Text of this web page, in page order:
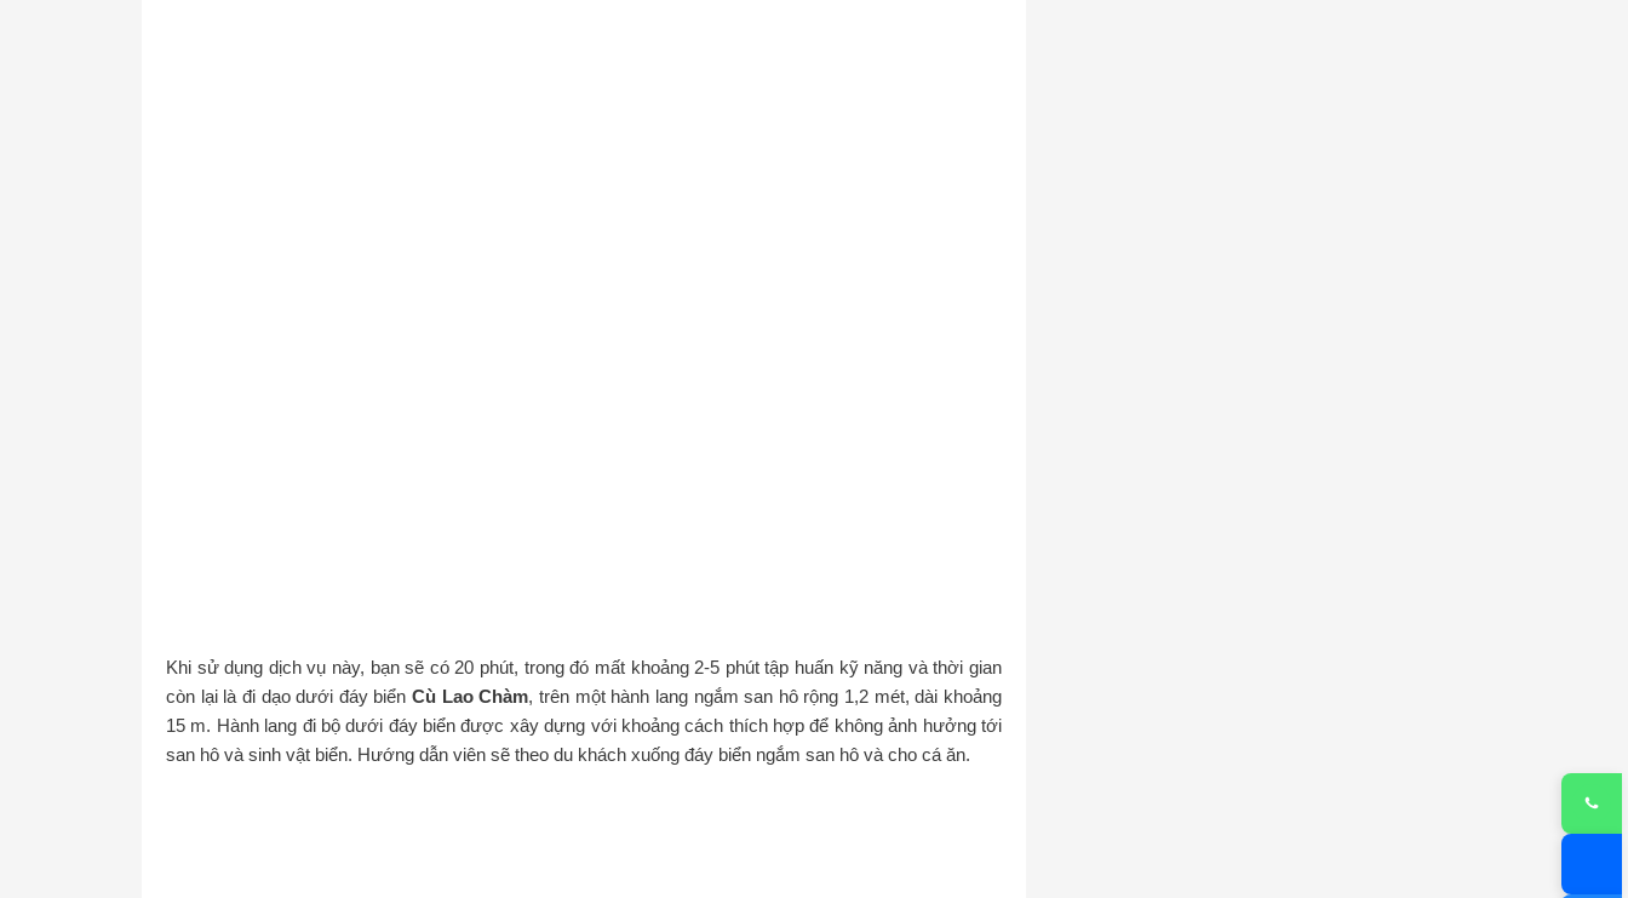
Khi sử dụng dịch vụ này, bạn sẽ có 20 phút, trong đó mất khoảng 2-5 phút tập huấn kỹ năng và thời gian
còn lại là đi dạo dưới đáy biểnCù Lao Chàm, trên một hành lang ngắm san hô rộng 1,2 mét, dài khoảng
15 m. Hành lang đi bộ dưới đáy biển được xây dựng với khoảng cách thích hợp để không ảnh hưởng tới
san hô và sinh vật biển. Hướng dẫn viên sẽ theo du khách xuống đáy biển ngắm san hô và cho cá ăn.